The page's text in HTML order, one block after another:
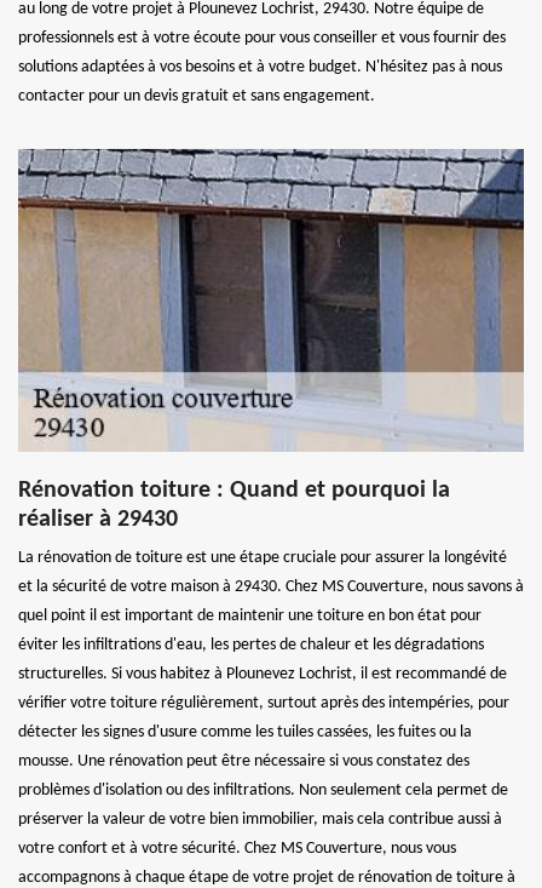
au long de votre projet à Plounevez Lochrist, 29430. Notre équipe de
professionnels est à votre écoute pour vous conseiller et vous fournir des
solutions adaptées à vos besoins et à votre budget. N'hésitez pas à nous
contacter pour un devis gratuit et sans engagement.
Rénovation toiture : Quand et pourquoi la
réaliser à 29430
La rénovation de toiture est une étape cruciale pour assurer la longévité
et la sécurité de votre maison à 29430. Chez MS Couverture, nous savons à
quel point il est important de maintenir une toiture en bon état pour
éviter les infiltrations d'eau, les pertes de chaleur et les dégradations
structurelles. Si vous habitez à Plounevez Lochrist, il est recommandé de
vérifier votre toiture régulièrement, surtout après des intempéries, pour
détecter les signes d'usure comme les tuiles cassées, les fuites ou la
mousse. Une rénovation peut être nécessaire si vous constatez des
problèmes d'isolation ou des infiltrations. Non seulement cela permet de
préserver la valeur de votre bien immobilier, mais cela contribue aussi à
votre confort et à votre sécurité. Chez MS Couverture, nous vous
accompagnons à chaque étape de votre projet de rénovation de toiture à